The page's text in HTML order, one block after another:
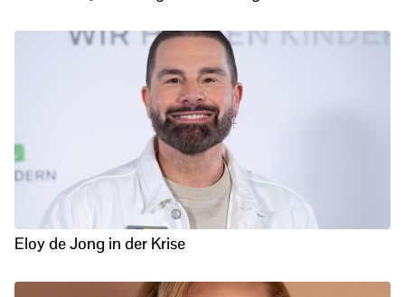
Eloy de Jong in der Krise